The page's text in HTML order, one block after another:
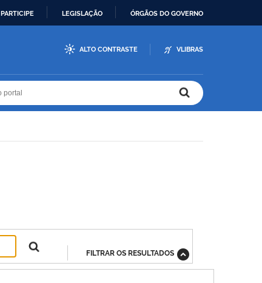
PARTICIPE LEGISLAÇÃO ÓRGÃOS DO GOVERNO
ALTO CONTRASTE VLIBRAS
FILTRAR OS RESULTADOS